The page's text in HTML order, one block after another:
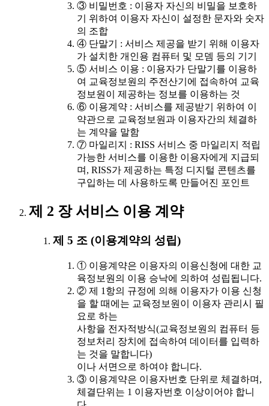
③ 비밀번호 : 이용자 자신의 비밀을 보호하
기 위하여 이용자 자신이 설정한 문자와 숫자
의 조합
④ 단말기 : 서비스 제공을 받기 위해 이용자
가 설치한 개인용 컴퓨터 및 모뎀 등의 기기
⑤ 서비스 이용 : 이용자가 단말기를 이용하
여 교육정보원의 주전산기에 접속하여 교육
정보원이 제공하는 정보를 이용하는 것
⑥ 이용계약 : 서비스를 제공받기 위하여 이
약관으로 교육정보원과 이용자간의 체결하
는 계약을 말함
⑦ 마일리지 : RISS 서비스 중 마일리지 적립
가능한 서비스를 이용한 이용자에게 지급되
며, RISS가 제공하는 특정 디지털 콘텐츠를
구입하는 데 사용하도록 만들어진 포인트
제 2 장 서비스 이용 계약
제 5 조 (이용계약의 성립)
① 이용계약은 이용자의 이용신청에 대한 교
육정보원의 이용 승낙에 의하여 성립됩니다.
② 제 1항의 규정에 의해 이용자가 이용 신청
을 할 때에는 교육정보원이 이용자 관리시 필
요로 하는
사항을 전자적방식(교육정보원의 컴퓨터 등
정보처리 장치에 접속하여 데이터를 입력하
는 것을 말합니다)
이나 서면으로 하여야 합니다.
③ 이용계약은 이용자번호 단위로 체결하며,
체결단위는 1 이용자번호 이상이어야 합니